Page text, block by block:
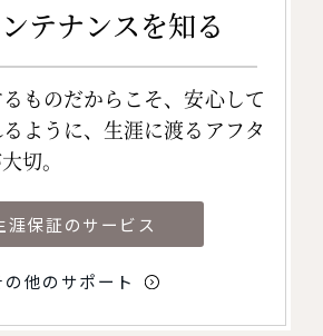
テナンスを知る
ものだからこそ、安心して
ように、生涯に渡るアフタ
切。
涯保証のサービス
の他のサポート